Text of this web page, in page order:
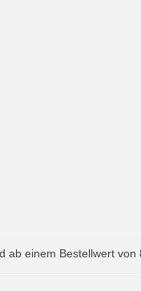
ab einem Bestellwert von